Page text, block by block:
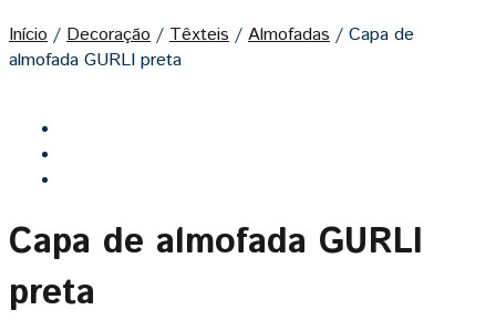
Início / Decoração / Têxteis / Almofadas / Capa de
almofada GURLI preta
Capa de almofada GURLI
preta